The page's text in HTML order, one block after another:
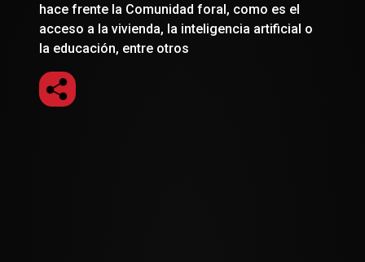
hace frente la Comunidad foral, como es el
acceso a la vivienda, la inteligencia artificial o
la educación, entre otros